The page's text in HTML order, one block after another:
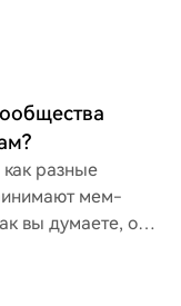
разные
мем-
вы думаете, они